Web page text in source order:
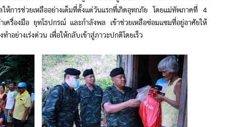
ห้การช่วยเหลืออย่างเต็มที่ตั้งแต่วันแรกที่เกิดอุทกภัย โดยแม่ทัพภาคที่ 4
ครื่องมือ ยุทโธปกรณ์ และกำลังพล เข้าช่วยเหลือซ่อมแซมที่อยู่อาศัยให้
ย่างเร่งด่วน เพื่อให้กลับเข้าสู่ภาวะปกติโดยเร็ว